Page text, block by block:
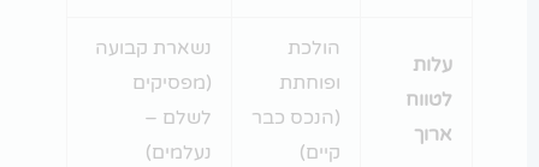
עלות
לטווח
ארוך
הולכת
ופוחתת
(הנכס כבר
קיים)
נשארת קבועה
(מפסיקים
לשלם –
נעלמים)